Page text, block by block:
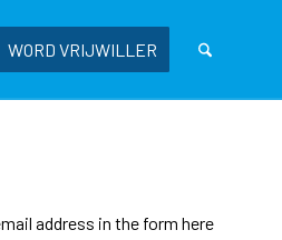
WORD VRIJWILLER
address in the form here